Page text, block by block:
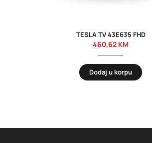
TESLA TV 43E635 FHD
460,62 KM
Dodaj u korpu